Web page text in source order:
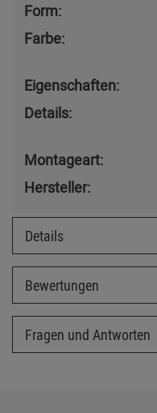
Form:
Farbe:
Eigenschaften:
Details:
Montageart:
Hersteller:
Details
Bewertungen
Fragen und Antworten